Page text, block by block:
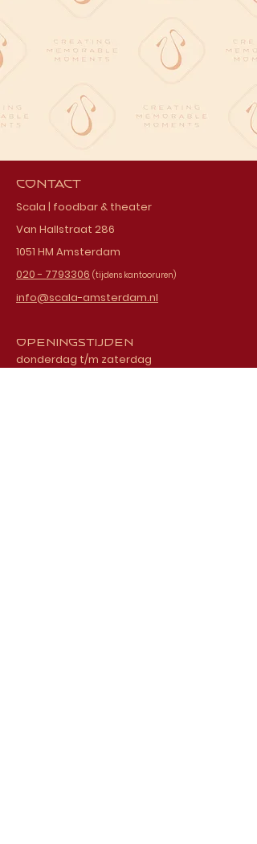
Contact
Scala | foodbar & theater
Van Hallstraat 286
1051 HM Amsterdam
020 - 7793306 (tijdens kantooruren)
info@scala-amsterdam.nl
Openingstijden
donderdag t/m zaterdag